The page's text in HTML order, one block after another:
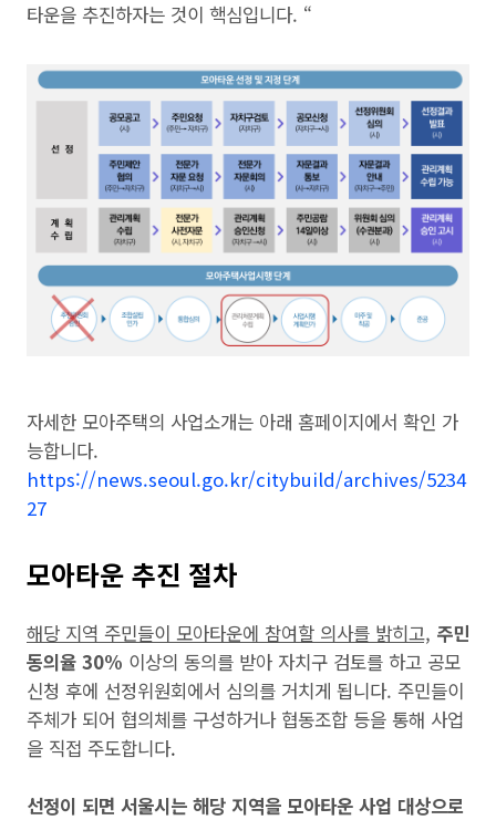
타운을 추진하자는 것이 핵심입니다. “
자세한 모아주택의 사업소개는 아래 홈페이지에서 확인 가
능합니다.
https://news.seoul.go.kr/citybuild/archives/5234
27
모아타운 추진 절차
해당 지역 주민들이 모아타운에 참여할 의사를 밝히고, 주민
동의율 30% 이상의 동의를 받아 자치구 검토를 하고 공모
신청 후에 선정위원회에서 심의를 거치게 됩니다. 주민들이
주체가 되어 협의체를 구성하거나 협동조합 등을 통해 사업
을 직접 주도합니다.
선정이 되면 서울시는 해당 지역을 모아타운 사업 대상으로